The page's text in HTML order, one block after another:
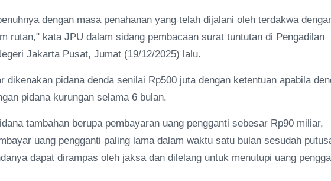
dengan masa penahanan yang telah dijalani oleh terdakwa
rutan," kata JPU dalam sidang pembacaan surat tuntutan di Pengadilan
Jakarta Pusat, Jumat (19/12/2025) lalu.
dikenakan pidana denda senilai Rp500 juta dengan ketentuan apabila
pidana kurungan selama 6 bulan.
tambahan berupa pembayaran uang pengganti sebesar Rp90 miliar,
uang pengganti paling lama dalam waktu satu bulan sesudah
dapat dirampas oleh jaksa dan dilelang untuk menutupi uang